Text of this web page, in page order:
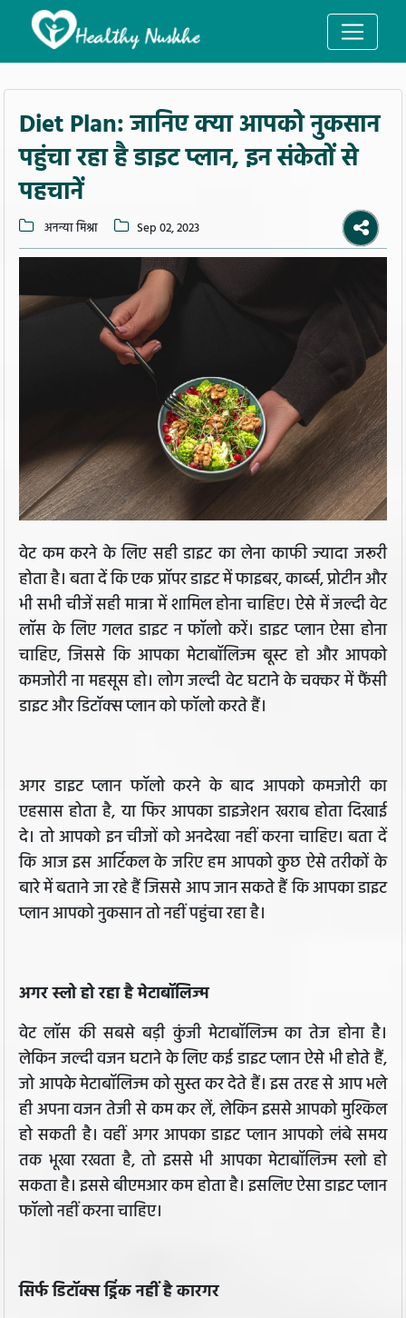
Diet Plan: जानिए क्या आपको नुकसान
पहुंचा रहा है डाइट प्लान, इन संकेतों से
पहचानें
अनन्या मिश्रा Sep 02, 2023
वेट कम करने के लिए सही डाइट का लेना काफी ज्यादा जरूरी
होता है। बता दें कि एक प्रॉपर डाइट में फाइबर, कार्ब्स, प्रोटीन और
भी सभी चीजें सही मात्रा में शामिल होना चाहिए। ऐसे में जल्दी वेट
लॉस के लिए गलत डाइट न फॉलो करें। डाइट प्लान ऐसा होना
चाहिए, जिससे कि आपका मेटाबॉलिज्म बूस्ट हो और आपको
कमजोरी ना महसूस हो। लोग जल्दी वेट घटाने के चक्कर में फैंसी
डाइट और डिटॉक्स प्लान को फॉलो करते हैं।
अगर डाइट प्लान फॉलो करने के बाद आपको कमजोरी का
एहसास होता है, या फिर आपका डाइजेशन खराब होता दिखाई
दे। तो आपको इन चीजों को अनदेखा नहीं करना चाहिए। बता दें
कि आज इस आर्टिकल के जरिए हम आपको कुछ ऐसे तरीकों के
बारे में बताने जा रहे हैं जिससे आप जान सकते हैं कि आपका डाइट
प्लान आपको नुकसान तो नहीं पहुंचा रहा है।
अगर स्लो हो रहा है मेटाबॉलिज्म
वेट लॉस की सबसे बड़ी कुंजी मेटाबॉलिज्म का तेज होना है।
लेकिन जल्दी वजन घटाने के लिए कई डाइट प्लान ऐसे भी होते हैं,
जो आपके मेटाबॉलिज्म को सुस्त कर देते हैं। इस तरह से आप भले
ही अपना वजन तेजी से कम कर लें, लेकिन इससे आपको मुश्किल
हो सकती है। वहीं अगर आपका डाइट प्लान आपको लंबे समय
तक भूखा रखता है, तो इससे भी आपका मेटाबॉलिज्म स्लो हो
सकता है। इससे बीएमआर कम होता है। इसलिए ऐसा डाइट प्लान
फॉलो नहीं करना चाहिए।
सिर्फ डिटॉक्स ड्रिंक नहीं है कारगर